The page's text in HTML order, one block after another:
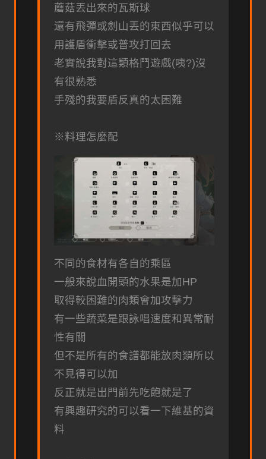
蘑菇丟出來的瓦斯球
還有飛彈或劍山丟的東西似乎可以
用護盾衝擊或普攻打回去
老實說我對這類格鬥遊戲(咦?)沒
有很熟悉
手殘的我要盾反真的太困難
※料理怎麼配
不同的食材有各自的乘區
一般來說血開頭的水果是加HP
取得較困難的肉類會加攻擊力
有一些蔬菜是跟詠唱速度和異常耐
性有關
但不是所有的食譜都能放肉類所以
不見得可以加
反正就是出門前先吃飽就是了
有興趣研究的可以看一下維基的資
料